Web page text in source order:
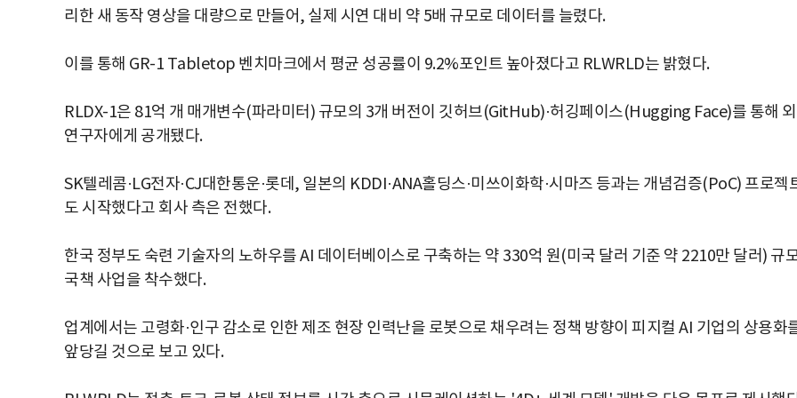
리한 새 동작 영상을 대량으로 만들어, 실제 시연 대비 약 5배 규모로 데이터를 늘렸다.
이를 통해 GR-1 Tabletop 벤치마크에서 평균 성공률이 9.2%포인트 높아졌다고 RLWRLD는 밝혔다.
RLDX-1은 81억 개 매개변수(파라미터) 규모의 3개 버전이 깃허브(GitHub)·허깅페이스(Hugging Face)를 통해
연구자에게 공개됐다.
SK텔레콤·LG전자·CJ대한통운·롯데, 일본의 KDDI·ANA홀딩스·미쓰이화학·시마즈 등과는 개념검증(PoC) 프로젝
도 시작했다고 회사 측은 전했다.
한국 정부도 숙련 기술자의 노하우를 AI 데이터베이스로 구축하는 약 330억 원(미국 달러 기준 약 2210만 달러) 규
국책 사업을 착수했다.
업계에서는 고령화·인구 감소로 인한 제조 현장 인력난을 로봇으로 채우려는 정책 방향이 피지컬 AI 기업의 상용화
앞당길 것으로 보고 있다.